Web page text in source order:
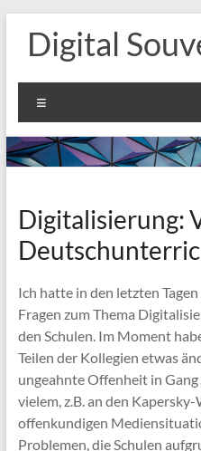
Inhalt
springen
Digital
Digitalisierung:
Ich hatte in den letzten
Fragen zum Thema
den Schulen. Im Moment
Teilen der Kollegien etwas
ungeahnte Offenheit in
vielem, z.B. an den
offenkundigen
Problemen, die Schulen